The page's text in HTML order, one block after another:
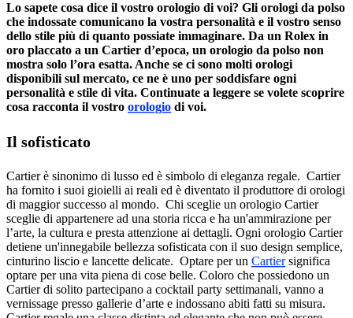
Lo sapete cosa dice il vostro orologio di voi? Gli orologi da polso
che indossate comunicano la vostra personalità e il vostro senso
dello stile più di quanto possiate immaginare. Da un Rolex in
oro placcato a un Cartier d’epoca, un orologio da polso non
mostra solo l’ora esatta. Anche se ci sono molti orologi
disponibili sul mercato, ce ne è uno per soddisfare ogni
personalità e stile di vita. Continuate a leggere se volete scoprire
cosa racconta il vostro orologio di voi.
Il sofisticato
Cartier è sinonimo di lusso ed è simbolo di eleganza regale. Cartier
ha fornito i suoi gioielli ai reali ed è diventato il produttore di orologi
di maggior successo al mondo. Chi sceglie un orologio Cartier
sceglie di appartenere ad una storia ricca e ha un'ammirazione per
l’arte, la cultura e presta attenzione ai dettagli. Ogni orologio Cartier
detiene un'innegabile bellezza sofisticata con il suo design semplice,
cinturino liscio e lancette delicate. Optare per un Cartiersignifica
optare per una vita piena di cose belle. Coloro che possiedono un
Cartier di solito partecipano a cocktail party settimanali, vanno a
vernissage presso gallerie d’arte e indossano abiti fatti su misura.